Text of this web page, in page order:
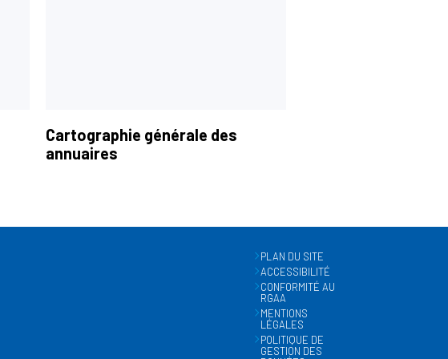
Cartographie générale des
annuaires
PLAN DU SITE
ACCESSIBILITÉ
CONFORMITÉ AU
RGAA
MENTIONS
LÉGALES
POLITIQUE DE
GESTION DES